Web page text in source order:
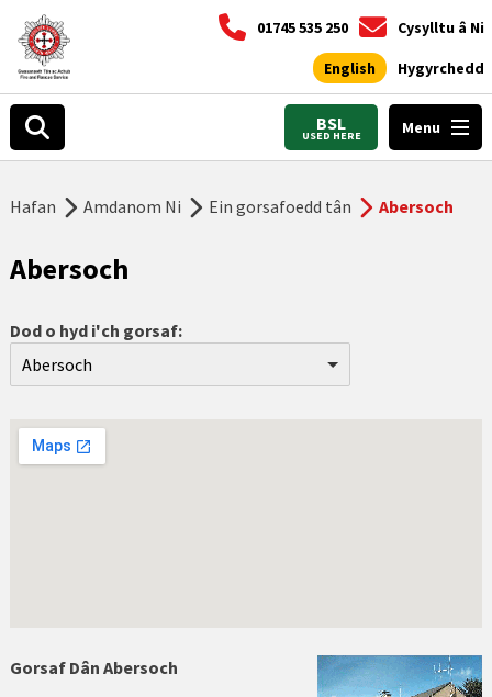
01745 535 250 Cysylltu â Ni
English Hygyrchedd
BSL
USED HERE Menu
Hafan Amdanom Ni Ein gorsafoedd tân Abersoch
Abersoch
Dod o hyd i'ch gorsaf:
Abersoch
Abergele
Gorsaf Dân Abersoch